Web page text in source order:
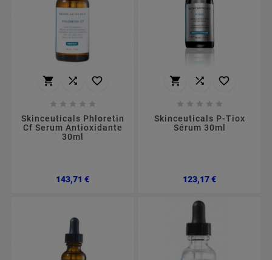
  
    
Skinceuticals Phloretin
Cf Serum Antioxidante
30ml
143,71 €Preço
  
    
Skinceuticals P-Tiox
Sérum 30ml
123,17 €Preço